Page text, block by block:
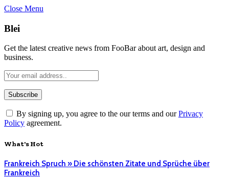
Close Menu
Blei
Get the latest creative news from FooBar about art, design and
business.
By signing up, you agree to the our terms and ourPrivacy
Policy agreement.
What's Hot
Frankreich Spruch » Die schönsten Zitate und Sprüche über
Frankreich